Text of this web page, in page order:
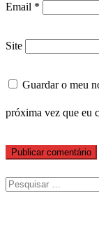
Email *
Site
Guardar o meu
próxima vez que eu
Pesquisar
por: